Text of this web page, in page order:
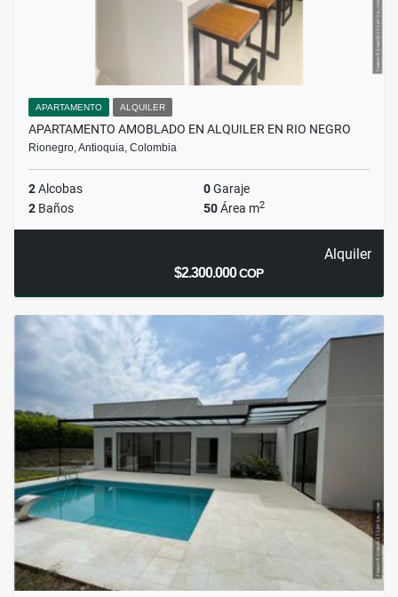
APARTAMENTO ALQUILER
APARTAMENTO AMOBLADO EN ALQUILER EN RIO NEGRO
Rionegro, Antioquia, Colombia
2Alcobas 0Garaje
2 Baños 50Área m2
Alquiler
$2.300.000COP